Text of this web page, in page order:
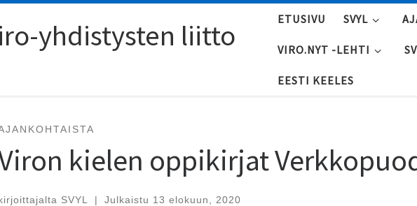
yhdistysten liitto ETUSIVU SVYL
VIRO.NYT -LEHTI
EESTI KEELES
kielen oppikirjat
SVYL | Julkaistu 13 elokuun, 2020